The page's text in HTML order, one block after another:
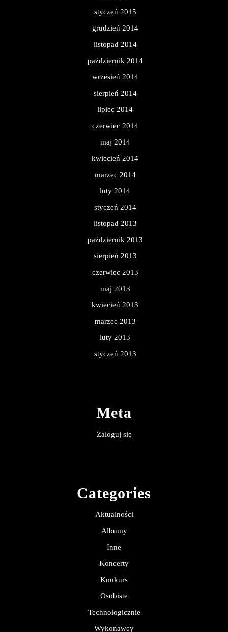
styczeń 2015
grudzień 2014
listopad 2014
październik 2014
wrzesień 2014
sierpień 2014
lipiec 2014
czerwiec 2014
maj 2014
kwiecień 2014
marzec 2014
luty 2014
styczeń 2014
listopad 2013
październik 2013
sierpień 2013
czerwiec 2013
maj 2013
kwiecień 2013
marzec 2013
luty 2013
styczeń 2013
Meta
Zaloguj się
Categories
Aktualności
Albumy
Inne
Koncerty
Konkurs
Osobiste
Technologicznie
Wykonawcy